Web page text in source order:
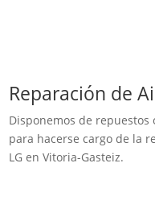
Reparación de
Disponemos de repuestos
para hacerse cargo de la
LG en Vitoria-Gasteiz.